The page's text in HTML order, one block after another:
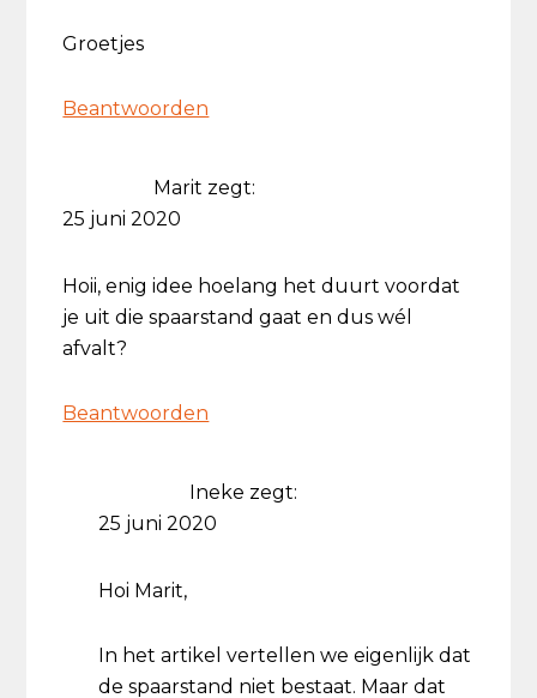
Groetjes
Beantwoorden
Marit zegt:
25 juni 2020
Hoii, enig idee hoelang het duurt voordat
je uit die spaarstand gaat en dus wél
afvalt?
Beantwoorden
Ineke zegt:
25 juni 2020
Hoi Marit,
In het artikel vertellen we eigenlijk dat
de spaarstand niet bestaat. Maar dat